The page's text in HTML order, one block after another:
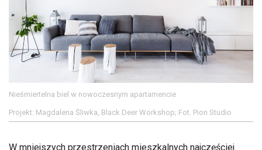
Nieśmiertelna biel w nowoczesnym apartamencie
Projekt: Magdalena Śliwka, Black Deer Workshop; Fot. Pion Studio
W mniejszych przestrzeniach mieszkalnych najczęściej